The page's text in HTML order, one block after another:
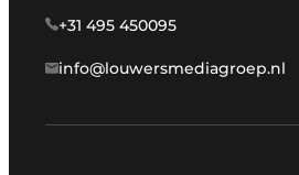
+31 495 450095
info@louwersmediagroep.nl